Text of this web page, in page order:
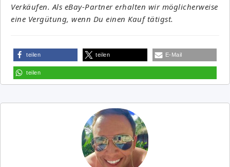
Verkäufen. Als eBay-Partner erhalten wir möglicherweise
eine Vergütung, wenn Du einen Kauf tätigst.
teilen teilen E-Mail
teilen